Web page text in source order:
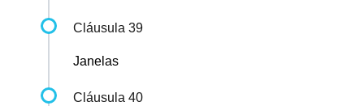
Cláusula 39
Janelas
Cláusula 40